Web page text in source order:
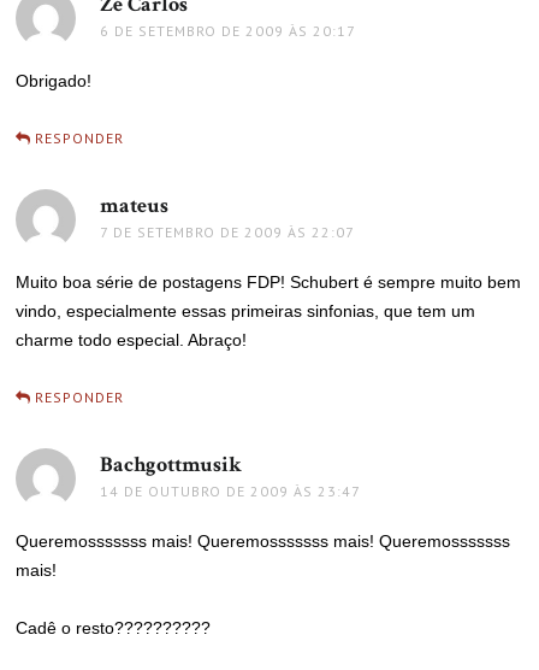
6 DE SETEMBRO DE 2009 ÀS 20:17
Obrigado!
RESPONDER
mateus
7 DE SETEMBRO DE 2009 ÀS 22:07
Muito boa série de postagens FDP! Schubert é sempre muito bem
vindo, especialmente essas primeiras sinfonias, que tem um
charme todo especial. Abraço!
RESPONDER
Bachgottmusik
14 DE OUTUBRO DE 2009 ÀS 23:47
Queremosssssss mais! Queremosssssss mais! Queremosssssss
mais!
Cadê o resto??????????